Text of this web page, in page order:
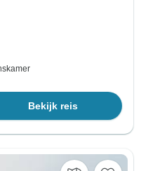
Bekijk reis